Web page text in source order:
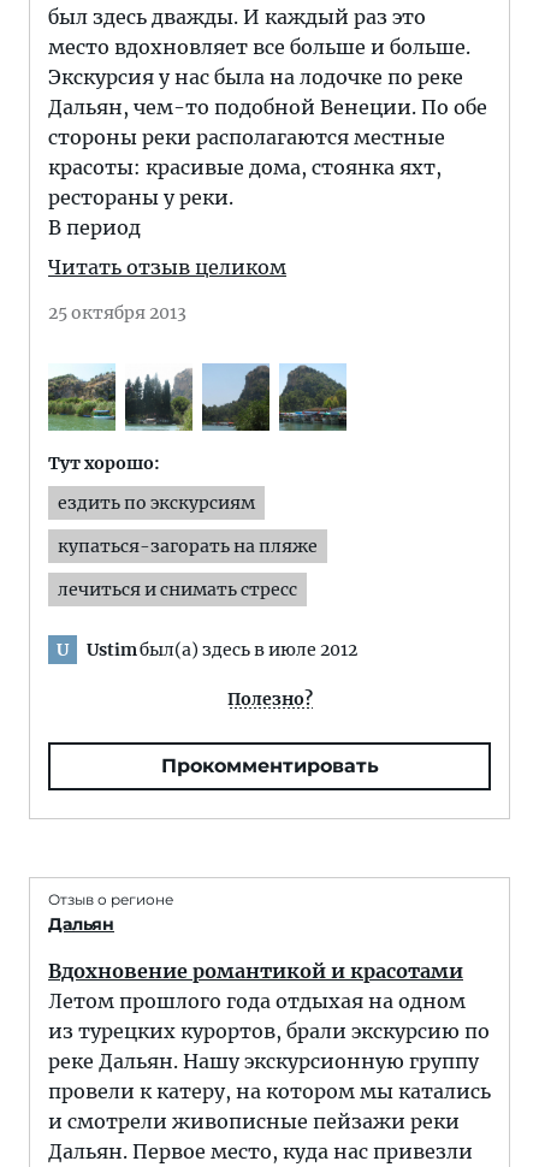
был здесь дважды. И каждый раз это
место вдохновляет все больше и больше.
Экскурсия у нас была на лодочке по реке
Дальян, чем-то подобной Венеции. По обе
стороны реки располагаются местные
красоты: красивые дома, стоянка яхт,
рестораны у реки.
В период
Читать отзыв целиком
25 октября 2013
Тут хорошо:
ездить по экскурсиям
купаться-загорать на пляже
лечиться и снимать стресс
U Ustimбыл(а) здесь в июле 2012
Полезно?
Прокомментировать
Отзыв о регионе
Дальян
Вдохновение романтикой и красотами
Летом прошлого года отдыхая на одном
из турецких курортов, брали экскурсию по
реке Дальян. Нашу экскурсионную группу
провели к катеру, на котором мы катались
и смотрели живописные пейзажи реки
Дальян. Первое место, куда нас привезли